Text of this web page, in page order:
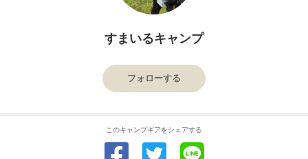
すまいるキャンプ
フォローする
このキャンプギアをシェアする